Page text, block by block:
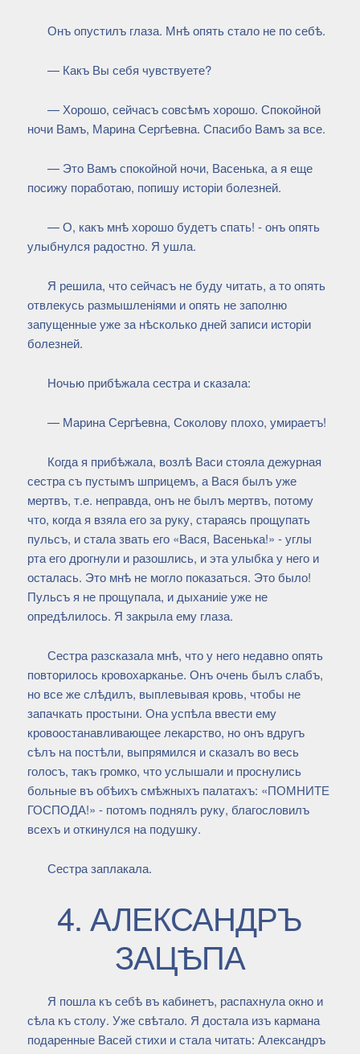
Онъ опустилъ глаза. Мнѣ опять стало не по себѣ.
— Какъ Вы себя чувствуете?
— Хорошо, сейчасъ совсѣмъ хорошо. Спокойной
ночи Вамъ, Марина Сергѣевна. Спасибо Вамъ за все.
— Это Вамъ спокойной ночи, Васенька, а я еще
посижу поработаю, попишу исторіи болезней.
— О, какъ мнѣ хорошо будетъ спать! - онъ опять
улыбнулся радостно. Я ушла.
Я решила, что сейчасъ не буду читать, а то опять
отвлекусь размышленіями и опять не заполню
запущенные уже за нѣсколько дней записи исторіи
болезней.
Ночью прибѣжала сестра и сказала:
— Марина Сергѣевна, Соколову плохо, умираетъ!
Когда я прибѣжала, возлѣ Васи стояла дежурная
сестра съ пустымъ шприцемъ, а Вася былъ уже
мертвъ, т.е. неправда, онъ не былъ мертвъ, потому
что, когда я взяла его за руку, стараясь прощупать
пульсъ, и стала звать его «Вася, Васенька!» - углы
рта его дрогнули и разошлись, и эта улыбка у него и
осталась. Это мнѣ не могло показаться. Это было!
Пульсъ я не прощупала, и дыханиіе уже не
опредѣлилось. Я закрыла ему глаза.
Сестра разсказала мнѣ, что у него недавно опять
повторилось кровохарканье. Онъ очень былъ слабъ,
но все же слѣдилъ, выплевывая кровь, чтобы не
запачкать простыни. Она успѣла ввести ему
кровоостанавливающее лекарство, но онъ вдругъ
сѣлъ на постѣли, выпрямился и сказалъ во весь
голосъ, такъ громко, что услышали и проснулись
больные въ обѣихъ смѣжныхъ палатахъ: «ПОМНИТЕ
ГОСПОДА!» - потомъ поднялъ руку, благословилъ
всехъ и откинулся на подушку.
Сестра заплакала.
4. АЛЕКСАНДРЪ
ЗАЦѢПА
Я пошла къ себѣ въ кабинетъ, распахнула окно и
сѣла къ столу. Уже свѣтало. Я достала изъ кармана
подаренные Васей стихи и стала читать: Александръ